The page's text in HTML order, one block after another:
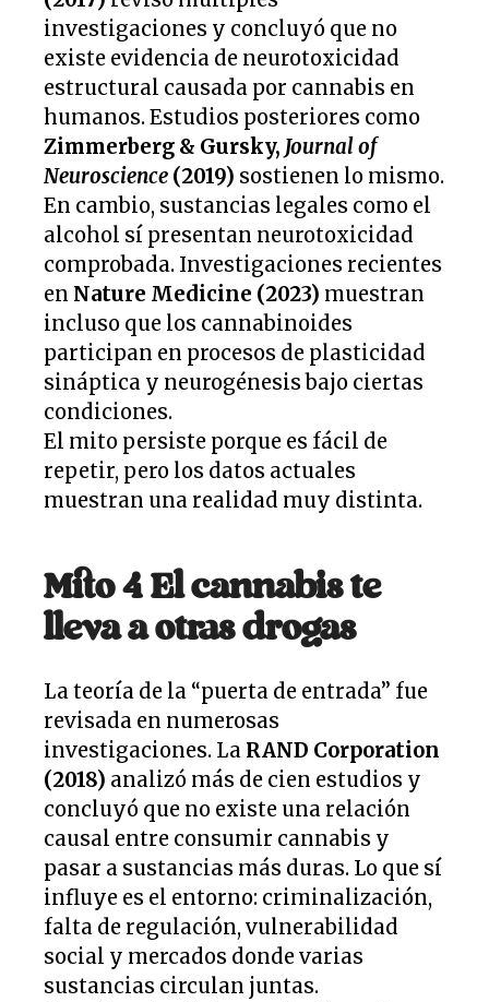
investigaciones y concluyó que no
existe evidencia de neurotoxicidad
estructural causada por cannabis en
humanos. Estudios posteriores como
Zimmerberg & Gursky, Journal of
Neuroscience (2019) sostienen lo mismo.
En cambio, sustancias legales como el
alcohol sí presentan neurotoxicidad
comprobada. Investigaciones recientes
en Nature Medicine (2023) muestran
incluso que los cannabinoides
participan en procesos de plasticidad
sináptica y neurogénesis bajo ciertas
condiciones.
El mito persiste porque es fácil de
repetir, pero los datos actuales
muestran una realidad muy distinta.
Mito 4 El cannabis te
lleva a otras drogas
La teoría de la “puerta de entrada” fue
revisada en numerosas
investigaciones. La RAND Corporation
(2018) analizó más de cien estudios y
concluyó que no existe una relación
causal entre consumir cannabis y
pasar a sustancias más duras. Lo que sí
influye es el entorno: criminalización,
falta de regulación, vulnerabilidad
social y mercados donde varias
sustancias circulan juntas.